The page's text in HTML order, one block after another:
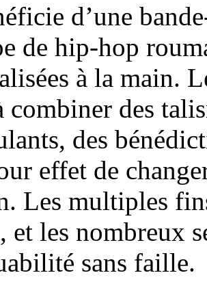
d’une
de hip-hop
à la main.
combiner des
des
effet de
Les multiples
et les nombreux
sans faille.